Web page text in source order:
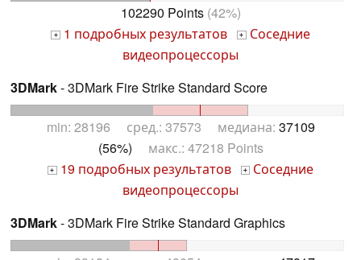
102290 Points(42%)
+ 1 подробных результатов + Соседние
видеопроцессоры
3DMark- 3DMark Fire Strike Standard Score
min: 28196 сред.: 37573 медиана: 37109
(56%) макс.: 47218 Points
+ 19 подробных результатов +
Соседние
видеопроцессоры
3DMark- 3DMark Fire Strike Standard Graphics